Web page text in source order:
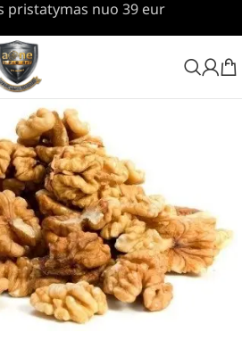
pristatymas nuo 39 eur